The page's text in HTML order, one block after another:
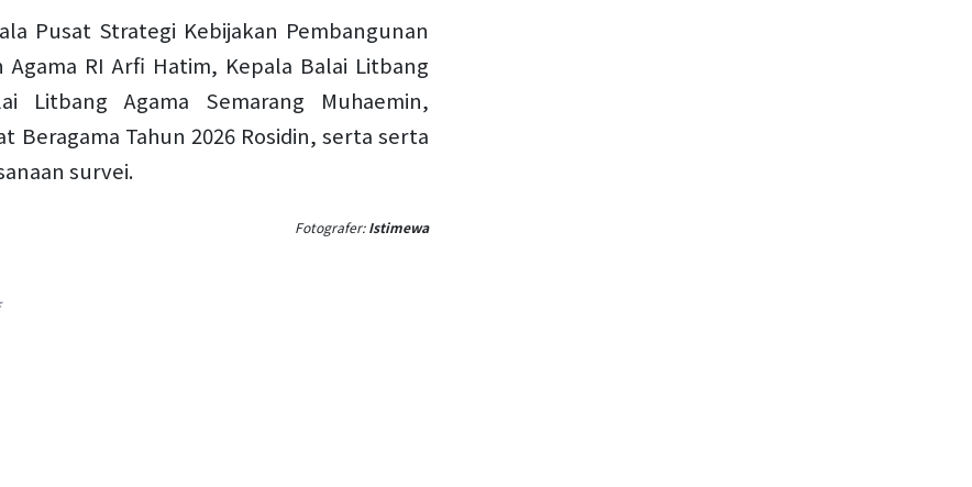
Pusat Strategi Kebijakan Pembangunan
Agama RI Arfi Hatim, Kepala Balai Litbang
Litbang Agama Semarang Muhaemin,
Beragama Tahun 2026 Rosidin, serta serta
survei.
Fotografer:Istimewa